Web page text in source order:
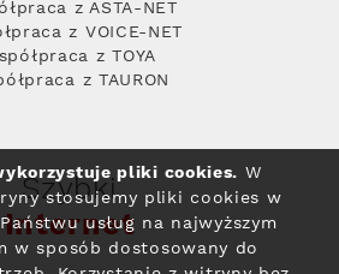
z ASTA-NET
z VOICE-NET
z TOYA
z TAURON
Szybki
Internet
pliki cookies. W
stosujemy pliki cookies w
usług na najwyższym
w sposób dostosowany do